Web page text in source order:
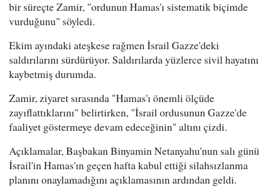
bir süreçte Zamir, "ordunun Hamas'ı sistematik biçimde
vurduğunu" söyledi.
Ekim ayındaki ateşkese rağmen İsrail Gazze'deki
saldırılarını sürdürüyor. Saldırılarda yüzlerce sivil hayatını
kaybetmiş durumda.
Zamir, ziyaret sırasında "Hamas'ı önemli ölçüde
zayıflattıklarını" belirtirken, "İsrail ordusunun Gazze'de
faaliyet göstermeye devam edeceğinin" altını çizdi.
Açıklamalar, Başbakan Binyamin Netanyahu'nun salı günü
İsrail'in Hamas'ın geçen hafta kabul ettiği silahsızlanma
planını onaylamadığını açıklamasının ardından geldi.